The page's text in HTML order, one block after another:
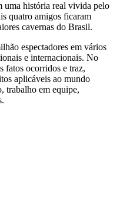
uma história real vivida pelo
quatro amigos ficaram
cavernas do Brasil.
espectadores em vários
e internacionais. No
fatos ocorridos e traz,
aplicáveis ao mundo
trabalho em equipe,